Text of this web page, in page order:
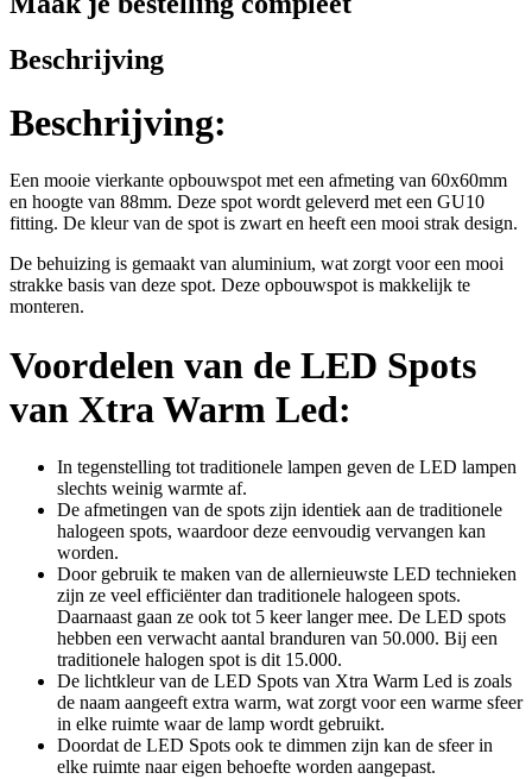
Beschrijving
Beschrijving:
Een mooie vierkante opbouwspot met een afmeting van 60x60mm
en hoogte van 88mm. Deze spot wordt geleverd met een GU10
fitting. De kleur van de spot is zwart en heeft een mooi strak design.
De behuizing is gemaakt van aluminium, wat zorgt voor een mooi
strakke basis van deze spot. Deze opbouwspot is makkelijk te
monteren.
Voordelen van de LED Spots
van Xtra Warm Led:
In tegenstelling tot traditionele lampen geven de LED lampen
slechts weinig warmte af.
De afmetingen van de spots zijn identiek aan de traditionele
halogeen spots, waardoor deze eenvoudig vervangen kan
worden.
Door gebruik te maken van de allernieuwste LED technieken
zijn ze veel efficiënter dan traditionele halogeen spots.
Daarnaast gaan ze ook tot 5 keer langer mee. De LED spots
hebben een verwacht aantal branduren van 50.000. Bij een
traditionele halogen spot is dit 15.000.
De lichtkleur van de LED Spots van Xtra Warm Led is zoals
de naam aangeeft extra warm, wat zorgt voor een warme sfeer
in elke ruimte waar de lamp wordt gebruikt.
Doordat de LED Spots ook te dimmen zijn kan de sfeer in
elke ruimte naar eigen behoefte worden aangepast.